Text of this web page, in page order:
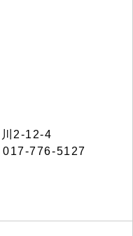
2-12-4
776-5127